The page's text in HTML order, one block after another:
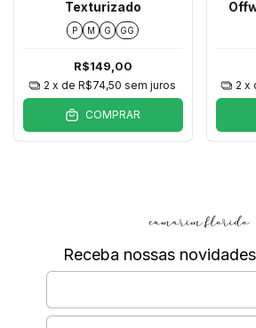
Texturizado
P M G GG
R$149,00
2 x deR$74,50 sem juros
COMPRAR
2 x
Receba nossas